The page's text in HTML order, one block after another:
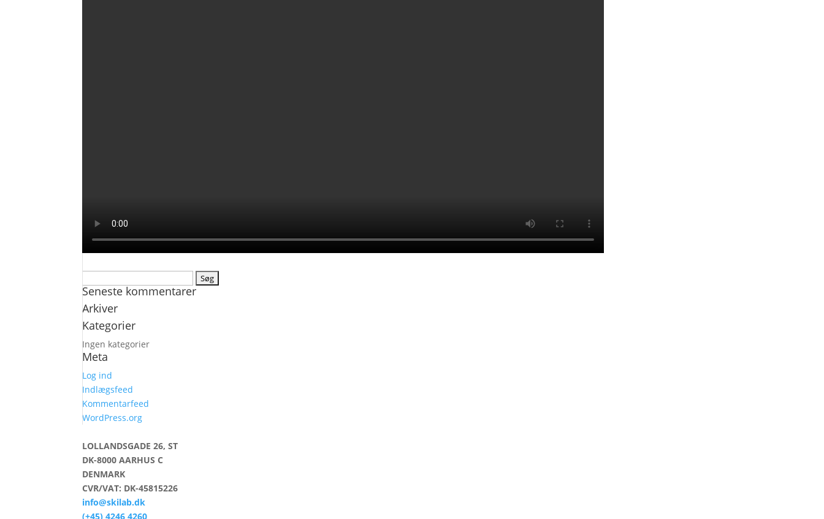
efter:
Seneste kommentarer
Arkiver
Kategorier
Ingen kategorier
Meta
Log ind
Indlægsfeed
Kommentarfeed
WordPress.org
LOLLANDSGADE 26, ST
DK-8000 AARHUS C
DENMARK
CVR/VAT: DK-45815226
info@skilab.dk
(+45) 4246 4260